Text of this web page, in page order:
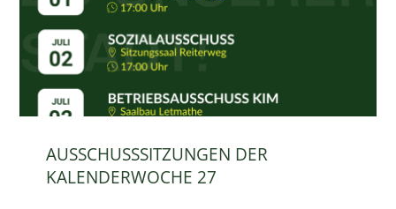
AUSSCHUSSSITZUNGEN DER
KALENDERWOCHE 27